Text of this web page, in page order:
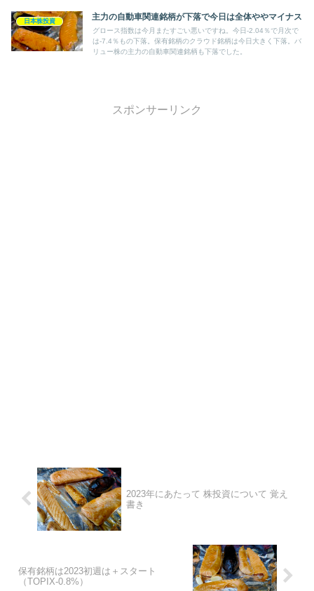
日本株投資 主力の自動車関連銘柄が下落で今日は全体ややマイナス
グロース指数は今月またすごい悪いですね。今日-2.04％で月次で
は-7.4％もの下落。保有銘柄のクラウド銘柄は今日大きく下落。バ
リュー株の主力の自動車関連銘柄も下落でした。
スポンサーリンク
2023年にあたって 株投資について 覚え
書き
保有銘柄は2023初週は＋スタート
（TOPIX-0.8%）